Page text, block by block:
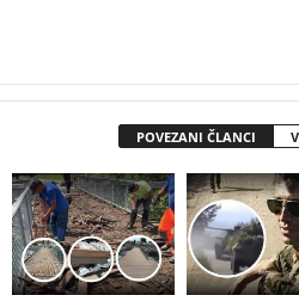
POVEZANI ČLANCI